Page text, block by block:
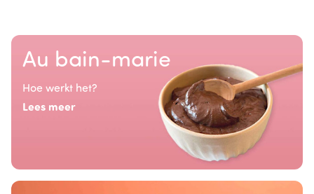
Au bain-marie
Hoe werkt het?
Lees meer